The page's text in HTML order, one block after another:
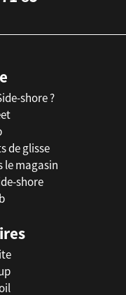
shore ?
de glisse
le magasin
shore